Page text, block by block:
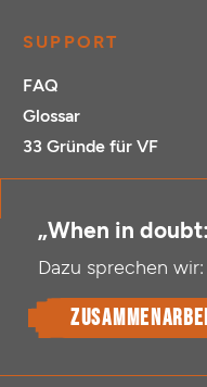
SUPPORT
FAQ
Glossar
33 Gründe für VF
„When in
Dazu sprechen wir: